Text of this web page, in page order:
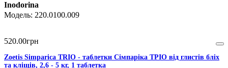
Inodorina
220.0100.009
520.00грн
Zoetis Simparica TRIO - таблетки Сімпаріка ТРІО від глистів бліх
та кліщів, 2,6 - 5 кг, 1 таблетка